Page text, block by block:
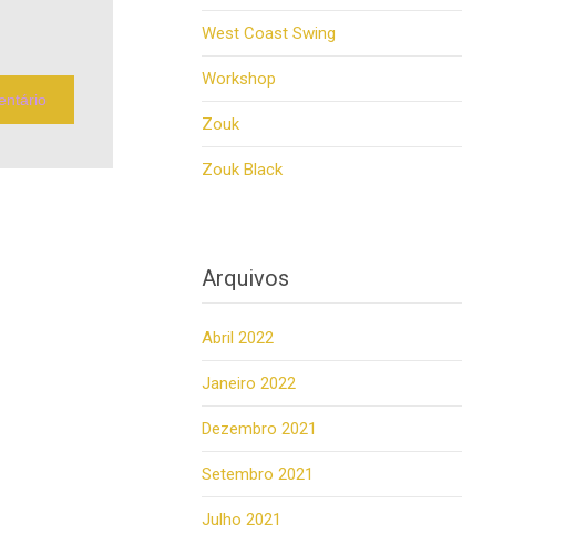
West Coast Swing
Workshop
Zouk
Zouk Black
Arquivos
Abril 2022
Janeiro 2022
Dezembro 2021
Setembro 2021
Julho 2021